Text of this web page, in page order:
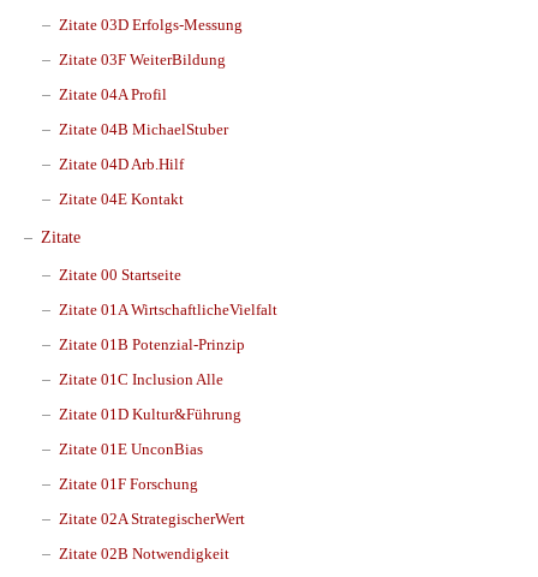
Zitate 03D Erfolgs-Messung
Zitate 03F WeiterBildung
Zitate 04A Profil
Zitate 04B MichaelStuber
Zitate 04D Arb.Hilf
Zitate 04E Kontakt
Zitate
Zitate 00 Startseite
Zitate 01A WirtschaftlicheVielfalt
Zitate 01B Potenzial-Prinzip
Zitate 01C Inclusion Alle
Zitate 01D Kultur&Führung
Zitate 01E UnconBias
Zitate 01F Forschung
Zitate 02A StrategischerWert
Zitate 02B Notwendigkeit